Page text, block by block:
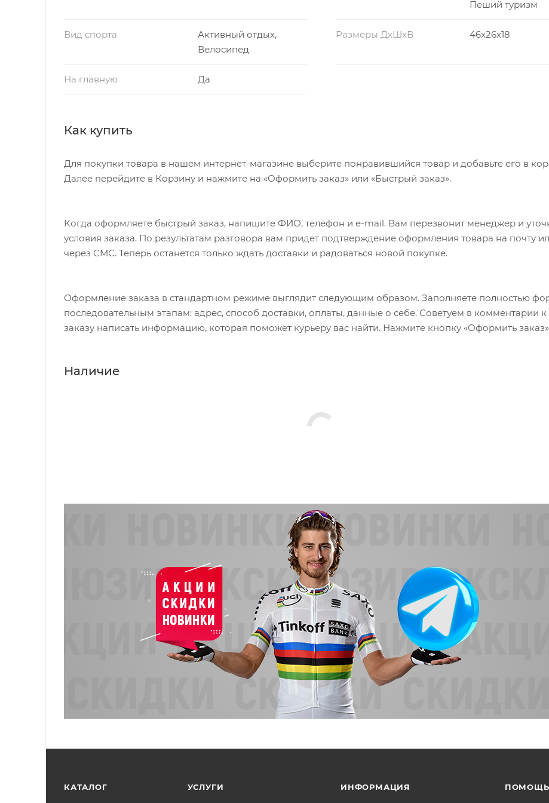
Пеший туризм
Вид спорта
Активный отдых,
Велосипед
Размеры ДхШхВ 46x26x18
На главную Да
Как купить
Для покупки товара в нашем интернет-магазине выберите понравившийся товар и добавьте его в
Далее перейдите в Корзину и нажмите на «Оформить заказ» или «Быстрый заказ».
Когда оформляете быстрый заказ, напишите ФИО, телефон и e-mail. Вам перезвонит менеджер и
условия заказа. По результатам разговора вам придет подтверждение оформления товара на почту
через СМС. Теперь останется только ждать доставки и радоваться новой покупке.
Оформление заказа в стандартном режиме выглядит следующим образом. Заполняете полностью
последовательным этапам: адрес, способ доставки, оплаты, данные о себе. Советуем в комментарии к
заказу написать информацию, которая поможет курьеру вас найти. Нажмите кнопку «Оформить
Наличие
КАТАЛОГ УСЛУГИ ИНФОРМАЦИЯ ПОМОЩЬ